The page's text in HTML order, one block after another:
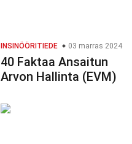
INSINÖÖRITIEDE 03 marras 2024
40 Faktaa Ansaitun
Arvon Hallinta (EVM)